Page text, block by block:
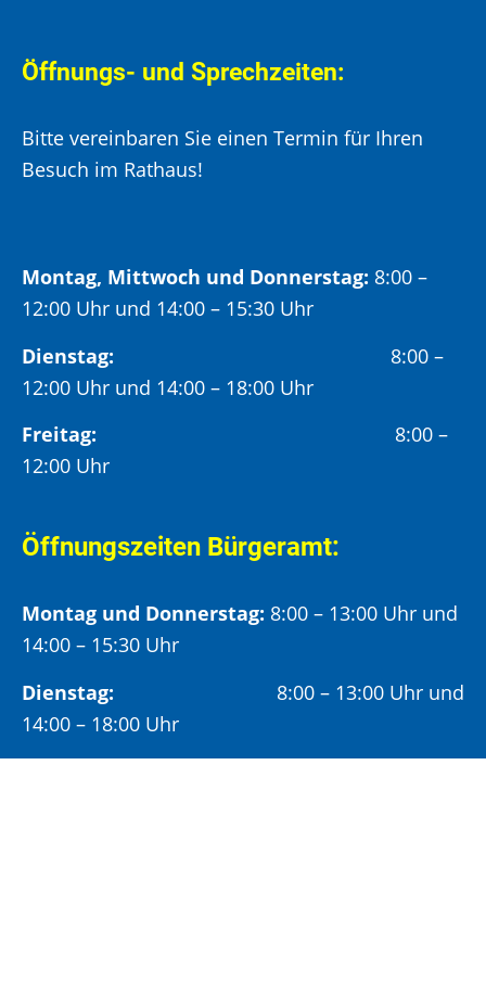
Öffnungs- und Sprechzeiten:
Bitte vereinbaren Sie einen Termin für Ihren
Besuch im Rathaus!
Montag, Mittwoch und Donnerstag: 8:00 –
12:00 Uhr und 14:00 – 15:30 Uhr
Dienstag: 8:00 –
12:00 Uhr und 14:00 – 18:00 Uhr
Freitag:
8:00 –
12:00 Uhr
Öffnungszeiten Bürgeramt:
Montag und Donnerstag: 8:00 – 13:00 Uhr und
14:00 – 15:30 Uhr
Dienstag: 8:00 – 13:00 Uhr und
14:00 – 18:00 Uhr